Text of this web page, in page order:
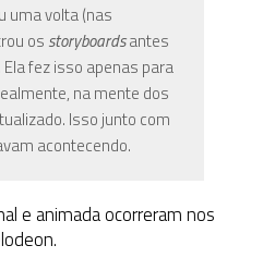
uma volta (nas
os storyboardsantes
fez isso apenas para
na mente dos
Isso junto com
acontecendo.
e animada ocorreram nos